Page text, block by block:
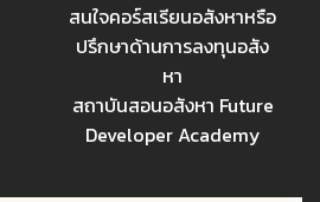
สนใจคอร์สเรียนอสังหาหรือ
ปรึกษาด้านการลงทุนอสัง
หา
สถาบันสอนอสังหา Future
Developer Academy